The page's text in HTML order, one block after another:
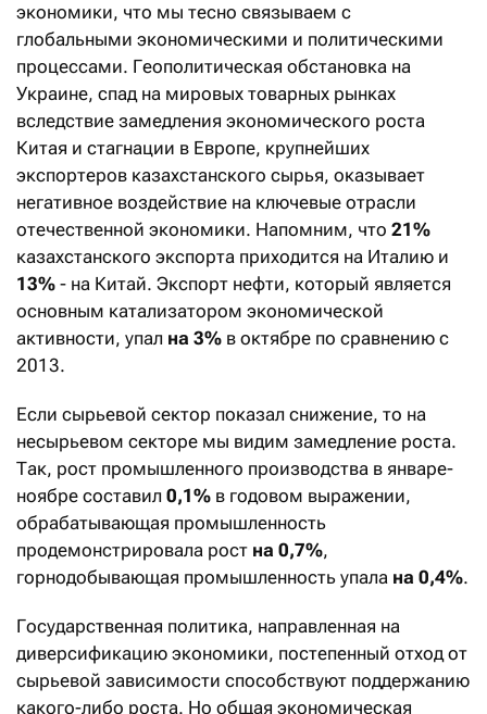
экономики, что мы тесно связываем с
глобальными экономическими и политическими
процессами. Геополитическая обстановка на
Украине, спад на мировых товарных рынках
вследствие замедления экономического роста
Китая и стагнации в Европе, крупнейших
экспортеров казахстанского сырья, оказывает
негативное воздействие на ключевые отрасли
отечественной экономики. Напомним, что 21%
казахстанского экспорта приходится на Италию и
13% - на Китай. Экспорт нефти, который является
основным катализатором экономической
активности, упал на 3% в октябре по сравнению с
2013.
Если сырьевой сектор показал снижение, то на
несырьевом секторе мы видим замедление роста.
Так, рост промышленного производства в январе-
ноябре составил 0,1% в годовом выражении,
обрабатывающая промышленность
продемонстрировала рост на 0,7%,
горнодобывающая промышленность упала на 0,4%.
Государственная политика, направленная на
диверсификацию экономики, постепенный отход от
сырьевой зависимости способствуют поддержанию
какого-либо роста. Но общая экономическая